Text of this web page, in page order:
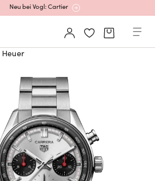
Neu bei Vogl: Cartier
Ikonische Uhren von Cartier
Certified Pre-Owned entdecken
bei Vogl: Uhren von Grand Seiko
Heuer